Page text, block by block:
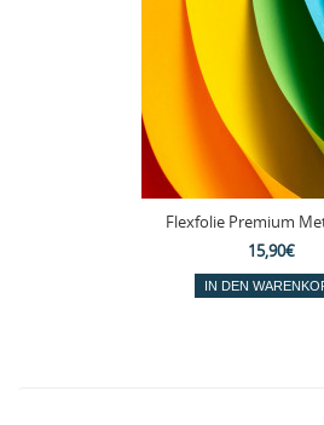
Flexfolie Premium
15,90€